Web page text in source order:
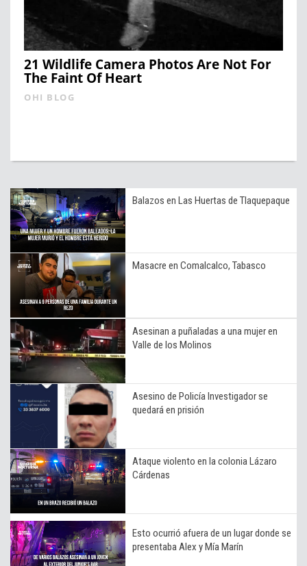
21 Wildlife Camera Photos Are Not For
The Faint Of Heart
OHI BLOG
Balazos en Las Huertas de Tlaquepaque
Masacre en Comalcalco, Tabasco
Asesinan a puñaladas a una mujer en
Valle de los Molinos
Asesino de Policía Investigador se
quedará en prisión
Ataque violento en la colonia Lázaro
Cárdenas
Esto ocurrió afuera de un lugar donde se
presentaba Alex y Mía Marín